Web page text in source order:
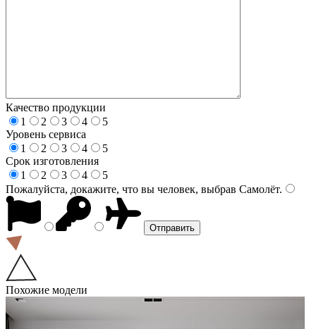
Качество продукции
1
2 3 4
5
Уровень сервиса
1
2 3 4
5
Срок изготовления
1
2 3 4
5
Пожалуйста, докажите, что вы человек, выбрав Самолёт.
Похожие модели